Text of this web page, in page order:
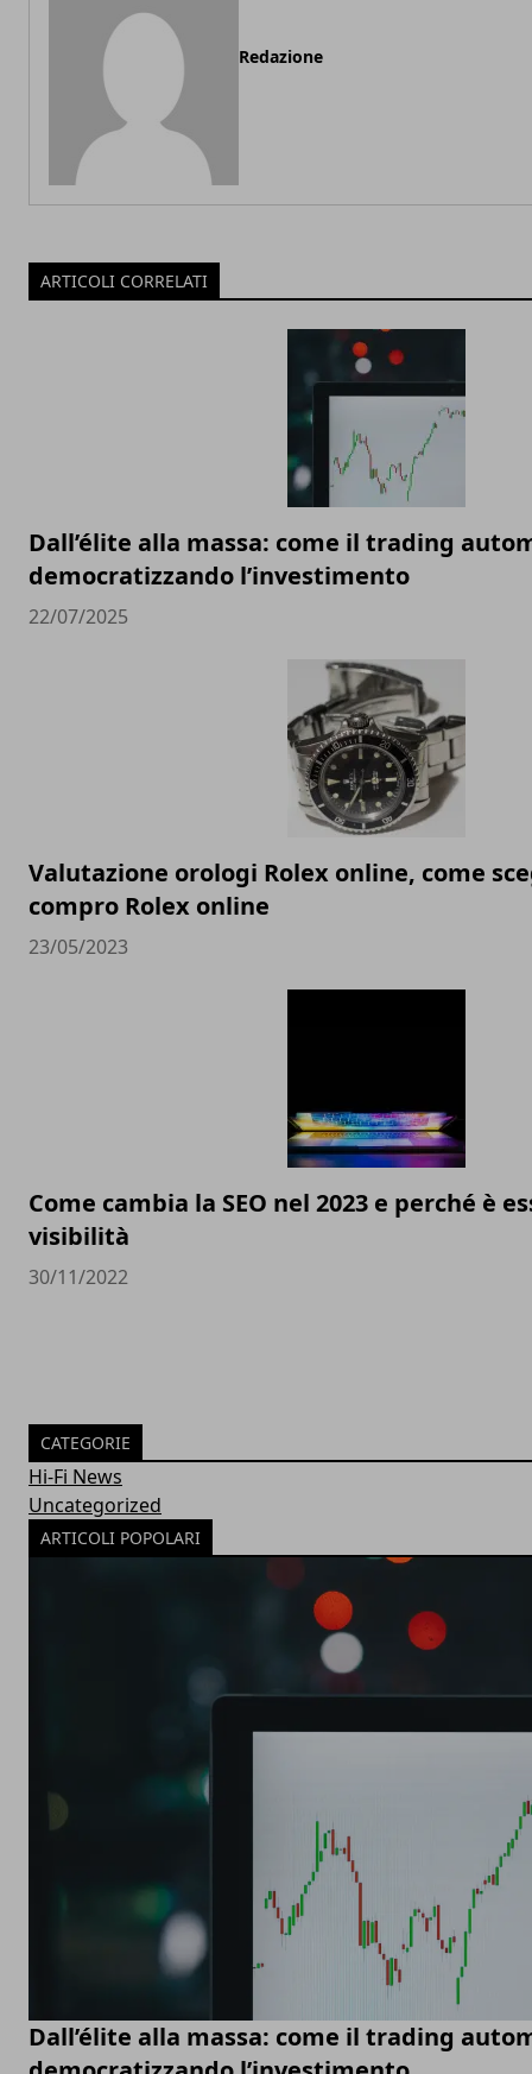
Redazione
ARTICOLI CORRELATI
Dall’élite alla massa: come il trading
democratizzando l’investimento
22/07/2025
Valutazione orologi Rolex online, come
compro Rolex online
23/05/2023
Come cambia la SEO nel 2023 e perché è
visibilità
30/11/2022
CATEGORIE
Hi-Fi News
Uncategorized
ARTICOLI POPOLARI
Dall’élite alla massa: come il trading